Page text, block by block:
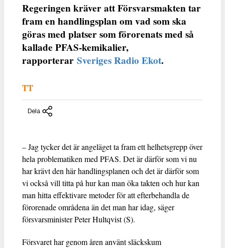
Regeringen kräver att Försvarsmakten tar
fram en handlingsplan om vad som ska
göras med platser som förorenats med så
kallade PFAS-kemikalier,
rapporterar Sveriges Radio Ekot.
TT
Dela
– Jag tycker det är angeläget ta fram ett helhetsgrepp över
hela problematiken med PFAS. Det är därför som vi nu
har krävt den här handlingsplanen och det är därför som
vi också vill titta på hur kan man öka takten och hur kan
man hitta effektivare metoder för att efterbehandla de
förorenade områdena än det man har idag, säger
försvarsminister Peter Hultqvist (S).
Försvaret har genom åren använt släckskum